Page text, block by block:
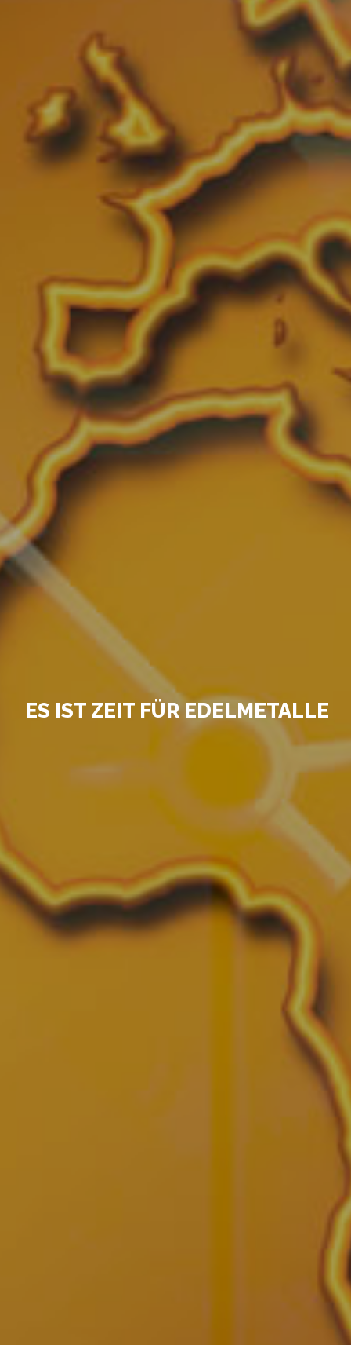
ES IST ZEIT FÜR EDELMETALLE
EDELMETALLE IN KANADA